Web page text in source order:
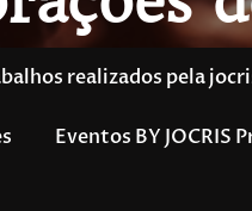
realizados pela
Eventos BY JOCRIS